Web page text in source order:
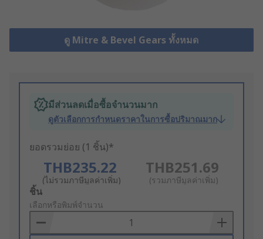
ดู Mitre & Bevel Gears ทั้งหมด
มีส่วนลดเมื่อซื้อจำนวนมาก
ดูตัวเลือกการกำหนดราคาในการซื้อปริมาณมาก
ยอดรวมย่อย (1 ชิ้น)*
THB235.22
(ไม่รวมภาษีมูลค่าเพิ่ม)
THB251.69
(รวมภาษีมูลค่าเพิ่ม)
Add
to
Basket
ชิ้น
เลือกหรือพิมพ์จำนวน